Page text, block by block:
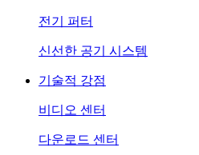
전기 퍼터
신선한 공기 시스템
기술적 강점
비디오 센터
다운로드 센터